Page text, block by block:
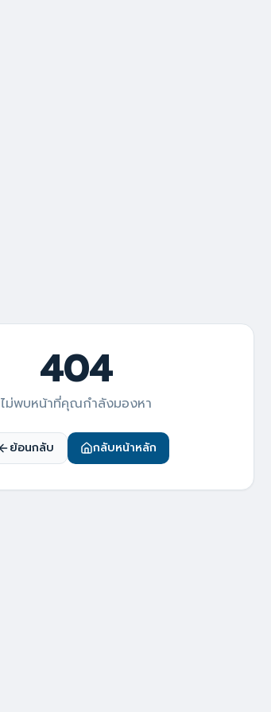
404
ไม่พบหน้าที่คุณกำลังมองหา
ย้อนกลับ กลับหน้าหลัก